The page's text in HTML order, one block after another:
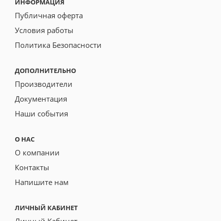
ИНФОРМАЦИЯ
Публичная оферта
Условия работы
Политика Безопасности
ДОПОЛНИТЕЛЬНО
Производители
Документация
Наши события
О НАС
О компании
Контакты
Напишите нам
ЛИЧНЫЙ КАБИНЕТ